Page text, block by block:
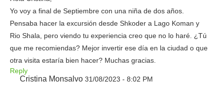
Yo voy a final de Septiembre con una niña de dos años.
Pensaba hacer la excursión desde Shkoder a Lago Koman y
Rio Shala, pero viendo tu experiencia creo que no lo haré. ¿Tú
que me recomiendas? Mejor invertir ese día en la ciudad o que
otra visita estaría bien hacer? Muchas gracias.
Reply
Cristina Monsalvo 31/08/2023 - 8:02 PM